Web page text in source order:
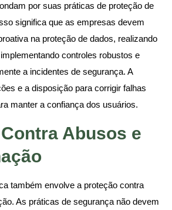
por suas práticas de proteção de
significa que as empresas devem
na proteção de dados, realizando
controles robustos e
a incidentes de segurança. A
e a disposição para corrigir falhas
manter a confiança dos usuários.
Abusos e
também envolve a proteção contra
As práticas de segurança não devem